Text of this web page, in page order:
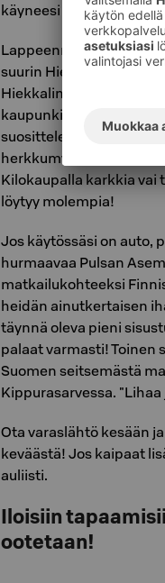
käyneesi
Lappeenrannan
suurin Hiekkalinna.
Hiekkalinnalta lähtee
kaupunkikiertoajelu.
suosittelemme
herkkumyymälässä,
Kilokaupalla karkkia
löytyy molempia!
Jos käytössäsi on auto,
hurmaavaa Pulsan
matkailukohteeksi
heidän ainutkertaisen
täynnä oleva pieni
palaat varmasti! Toinen
Suomen seitsemästä
Kippurasarvessa.
Ota varaslähtö kesään
keväästä! Jos kaipaat
auliisti.
Iloisiin
ootetaan!